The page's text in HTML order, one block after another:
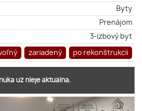
Byty
Prenájom
3-izbový byt
zariadený po rekonštrukcii
už nieje aktuálna.